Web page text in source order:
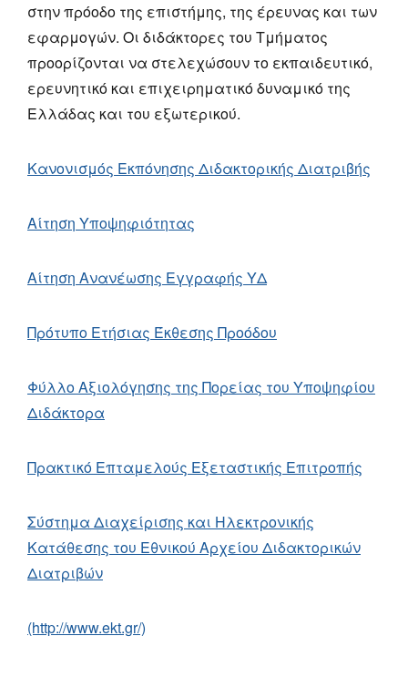
στην πρόοδο της επιστήμης, της έρευνας και των
εφαρμογών. Οι διδάκτορες του Τμήματος
προορίζονται να στελεχώσουν το εκπαιδευτικό,
ερευνητικό και επιχειρηματικό δυναμικό της
Ελλάδας και του εξωτερικού.
Κανονισμός Εκπόνησης Διδακτορικής Διατριβής
Αίτηση Υποψηφιότητας
Αίτηση Ανανέωσης Εγγραφής ΥΔ
Πρότυπο Ετήσιας Έκθεσης Προόδου
Φύλλο Αξιολόγησης της Πορείας του Υποψηφίου
Διδάκτορα
Πρακτικό Επταμελούς Εξεταστικής Επιτροπής
Σύστημα Διαχείρισης και Ηλεκτρονικής
Κατάθεσης του Εθνικού Αρχείου Διδακτορικών
Διατριβών
(http://www.ekt.gr/)